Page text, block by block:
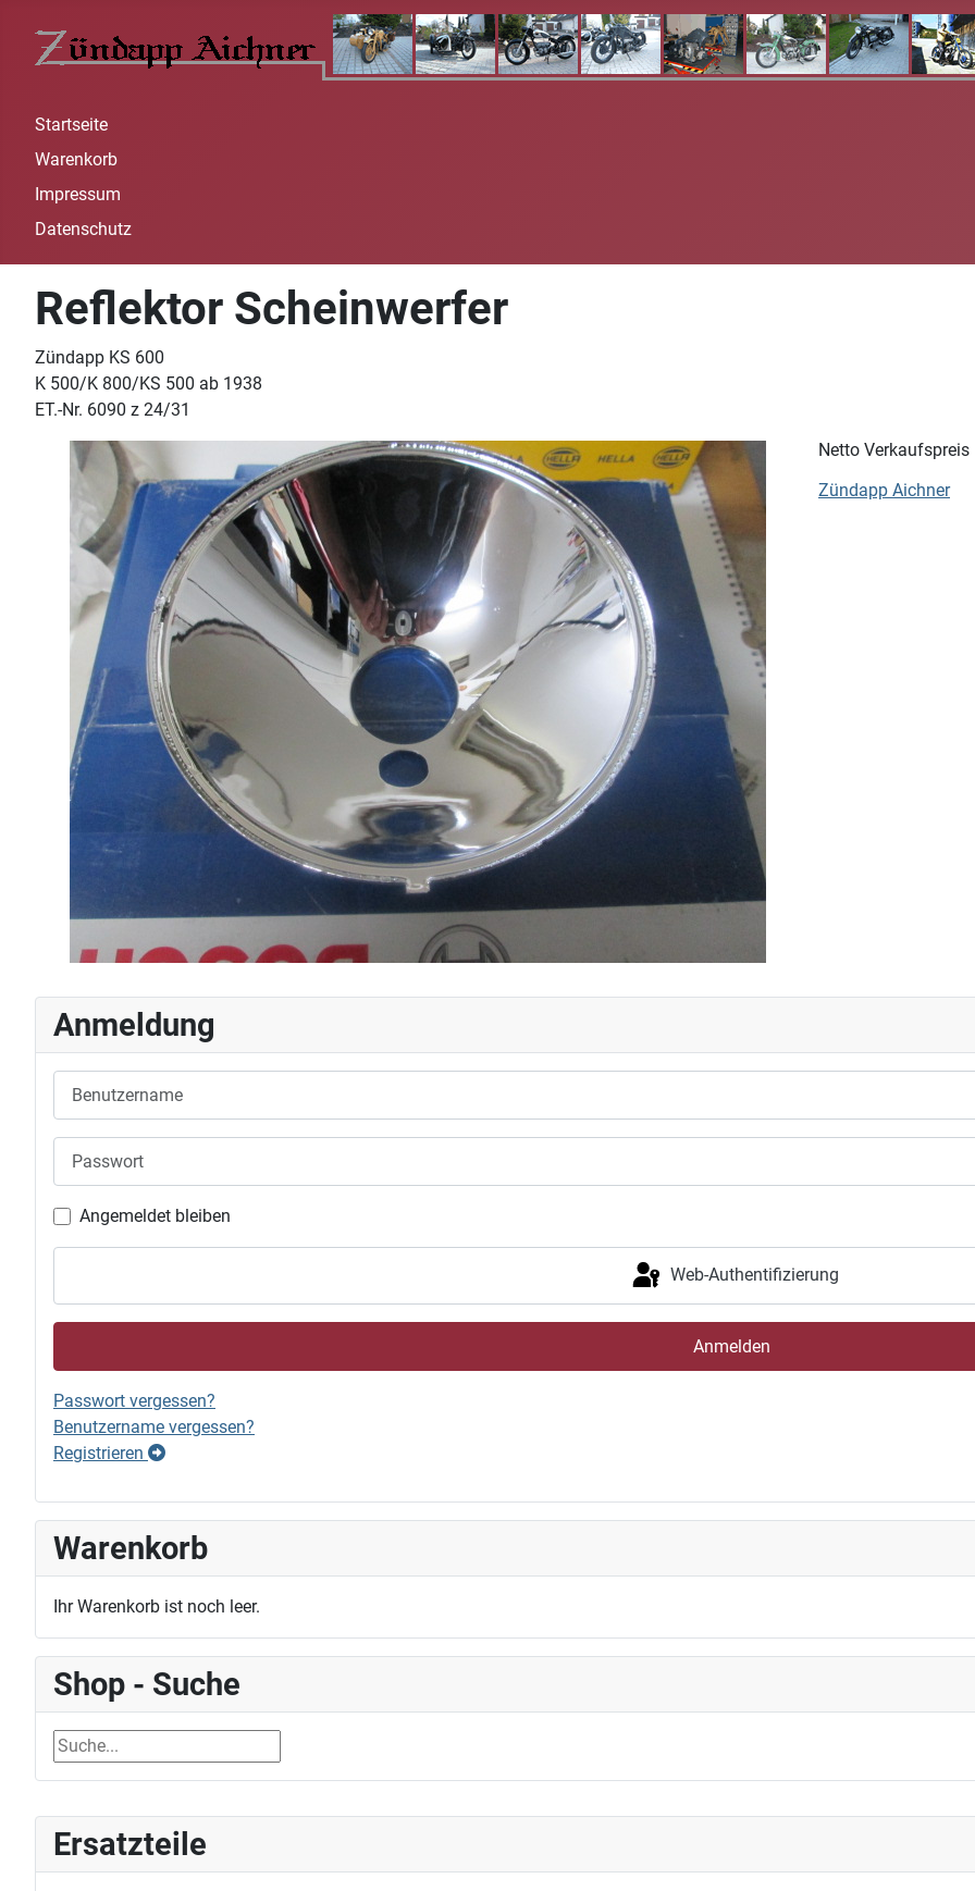
Startseite
Warenkorb
Impressum
Datenschutz
Ersatzteile
Reflektor Scheinwerfer
Zündapp KS 600
K 500/K 800/KS 500 ab 1938
ET.-Nr. 6090 z 24/31
Netto Verkaufspreis
Zündapp Aichner
Anmeldung
Angemeldet bleiben
Web-Authentifizierung
Anmelden
Passwort vergessen?
Benutzername vergessen?
Registrieren
Warenkorb
Ihr Warenkorb ist noch leer.
Shop - Suche